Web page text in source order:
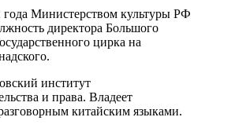
года Министерством культуры РФ
директора Большого
цирка на
институт
и права. Владеет
китайским языками.